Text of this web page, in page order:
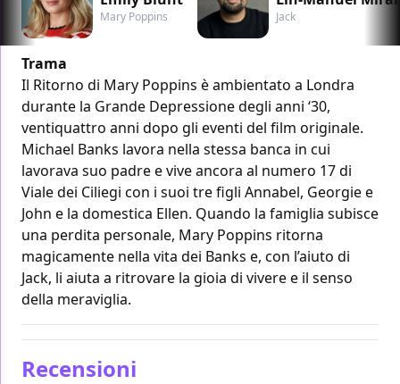
Mary Poppins Jack
Trama
Il Ritorno di Mary Poppins è ambientato a Londra
durante la Grande Depressione degli anni ‘30,
ventiquattro anni dopo gli eventi del film originale.
Michael Banks lavora nella stessa banca in cui
lavorava suo padre e vive ancora al numero 17 di
Viale dei Ciliegi con i suoi tre figli Annabel, Georgie e
John e la domestica Ellen. Quando la famiglia subisce
una perdita personale, Mary Poppins ritorna
magicamente nella vita dei Banks e, con l’aiuto di
Jack, li aiuta a ritrovare la gioia di vivere e il senso
della meraviglia.
Recensioni